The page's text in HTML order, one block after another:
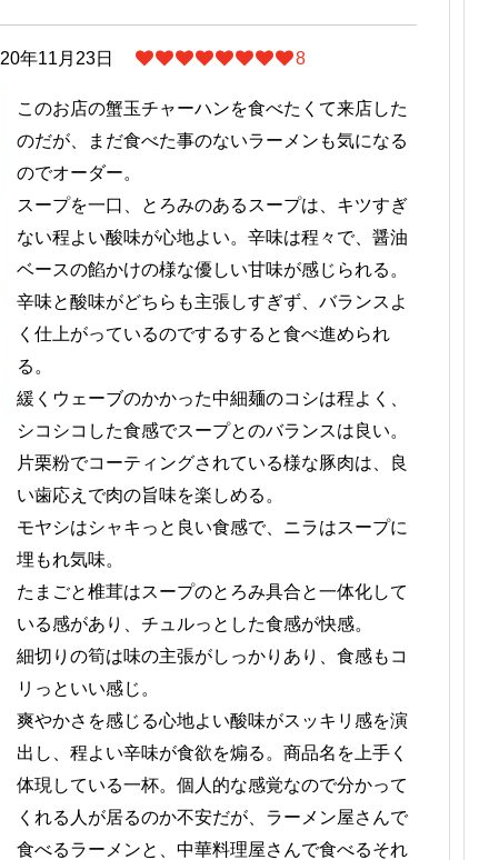
20年11月23日 8
このお店の蟹玉チャーハンを食べたくて来店した
のだが、まだ食べた事のないラーメンも気になる
のでオーダー。
スープを一口、とろみのあるスープは、キツすぎ
ない程よい酸味が心地よい。辛味は程々で、醤油
ベースの餡かけの様な優しい甘味が感じられる。
辛味と酸味がどちらも主張しすぎず、バランスよ
く仕上がっているのでするすると食べ進められ
る。
緩くウェーブのかかった中細麺のコシは程よく、
シコシコした食感でスープとのバランスは良い。
片栗粉でコーティングされている様な豚肉は、良
い歯応えで肉の旨味を楽しめる。
モヤシはシャキっと良い食感で、ニラはスープに
埋もれ気味。
たまごと椎茸はスープのとろみ具合と一体化して
いる感があり、チュルっとした食感が快感。
細切りの筍は味の主張がしっかりあり、食感もコ
リっといい感じ。
爽やかさを感じる心地よい酸味がスッキリ感を演
出し、程よい辛味が食欲を煽る。商品名を上手く
体現している一杯。個人的な感覚なので分かって
くれる人が居るのか不安だが、ラーメン屋さんで
食べるラーメンと、中華料理屋さんで食べるそれ